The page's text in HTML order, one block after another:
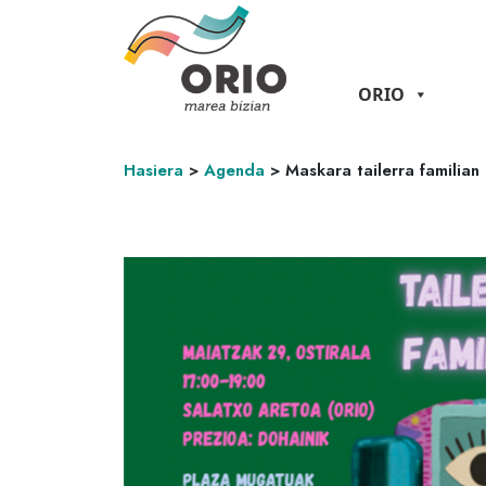
ORIO
Hasiera > Agenda > Maskara tailerra familian